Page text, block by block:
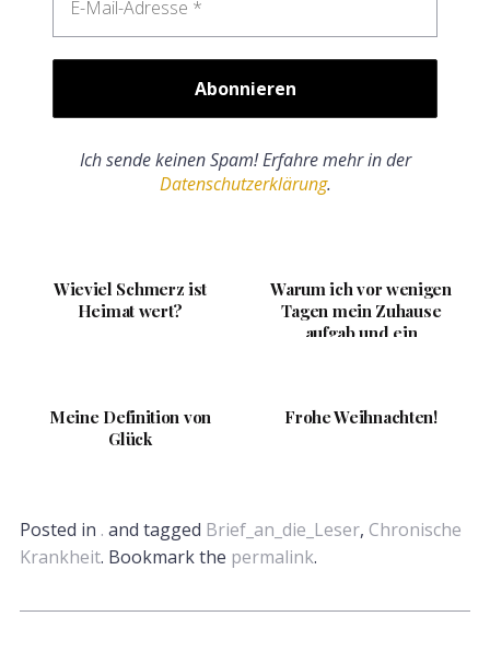
Ich sende keinen Spam! Erfahre mehr in der
Datenschutzerklärung.
Wieviel Schmerz ist
Heimat wert?
Warum ich vor wenigen
Tagen mein Zuhause
aufgab und ein
Meine Definition von
Glück
Frohe Weihnachten!
Posted in . and tagged Brief_an_die_Leser, Chronische
Krankheit. Bookmark the permalink.